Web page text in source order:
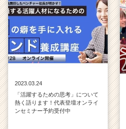
2023.03.24
「活躍するための思考」について
熱く語ります！代表登壇オンライ
ンセミナー予約受付中